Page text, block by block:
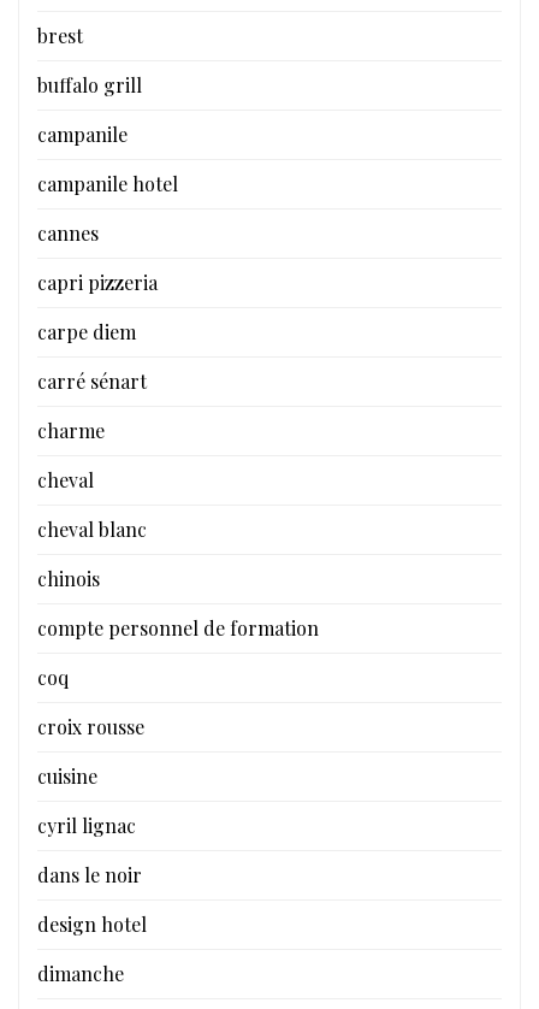
brest
buffalo grill
campanile
campanile hotel
cannes
capri pizzeria
carpe diem
carré sénart
charme
cheval
cheval blanc
chinois
compte personnel de formation
coq
croix rousse
cuisine
cyril lignac
dans le noir
design hotel
dimanche